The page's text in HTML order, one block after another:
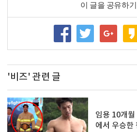
이 글을 공유하기
'비즈' 관련 글
임용 10개월
에서 우승한